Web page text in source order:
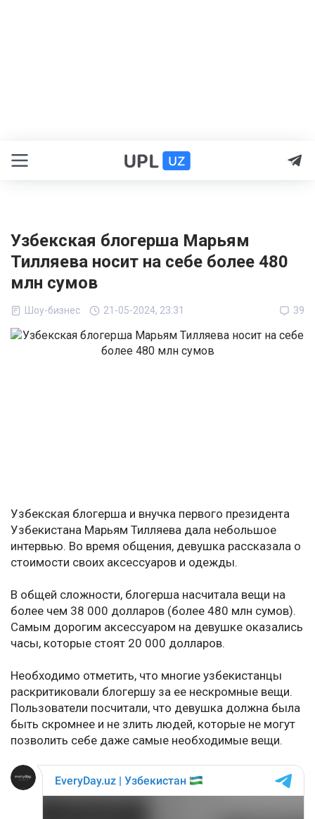
Узбекская блогерша Марьям
Тилляева носит на себе более 480
млн сумов
Шоу-бизнес 21-05-2024, 23:31 39
Узбекская блогерша и внучка первого президента
Узбекистана Марьям Тилляева дала небольшое
интервью. Во время общения, девушка рассказала о
стоимости своих аксессуаров и одежды.
В общей сложности, блогерша насчитала вещи на
более чем 38 000 долларов (более 480 млн сумов).
Самым дорогим аксессуаром на девушке оказались
часы, которые стоят 20 000 долларов.
Необходимо отметить, что многие узбекистанцы
раскритиковали блогершу за ее нескромные вещи.
Пользователи посчитали, что девушка должна была
быть скромнее и не злить людей, которые не могут
позволить себе даже самые необходимые вещи.